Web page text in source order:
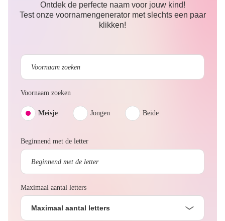
Ontdek de perfecte naam voor jouw kind!
Test onze voornamengenerator met slechts een paar
klikken!
Voornaam zoeken
Meisje Jongen Beide
Beginnend met de letter
Maximaal aantal letters
Maximaal aantal letters